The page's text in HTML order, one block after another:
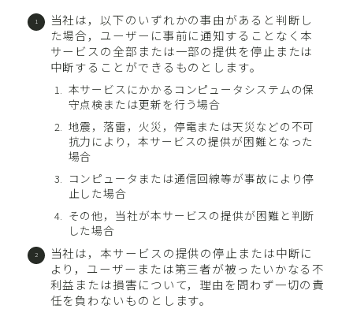
当社は，以下のいずれかの事由があると判断し
た場合，ユーザーに事前に通知することなく本
サービスの全部または一部の提供を停止または
中断することができるものとします。
本サービスにかかるコンピュータシステムの保
守点検または更新を行う場合
地震，落雷，火災，停電または天災などの不可
抗力により，本サービスの提供が困難となった
場合
コンピュータまたは通信回線等が事故により停
止した場合
その他，当社が本サービスの提供が困難と判断
した場合
当社は，本サービスの提供の停止または中断に
より，ユーザーまたは第三者が被ったいかなる不
利益または損害について，理由を問わず一切の責
任を負わないものとします。